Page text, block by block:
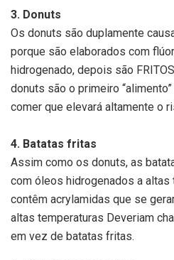
3. Donuts
Os donuts são duplamente
porque são elaborados com
hidrogenado, depois são
donuts são o primeiro
comer que elevará altamente o
4. Batatas fritas
Assim como os donuts, as
com óleos hidrogenados a altas
contêm acrylamidas que se
altas temperaturas Deveriam
em vez de batatas fritas.